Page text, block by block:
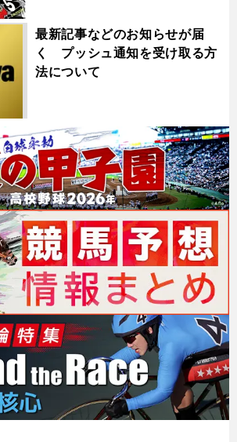
最新記事などのお知らせが届
く プッシュ通知を受け取る方
法について